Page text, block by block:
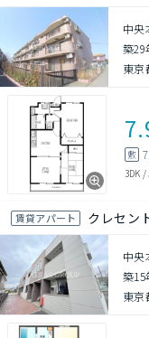
中央
築29
東京
敷
3DK /
賃貸アパート クレセン
中央
築15
東京